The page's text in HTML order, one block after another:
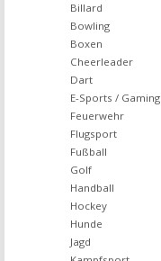
Billard
Bowling
Boxen
Cheerleader
Dart
E-Sports / Gaming
Feuerwehr
Flugsport
Fußball
Golf
Handball
Hockey
Hunde
Jagd